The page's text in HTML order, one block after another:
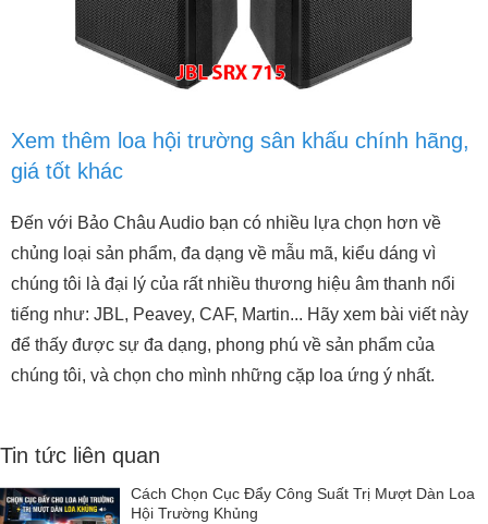
Xem thêm loa hội trường sân khấu chính hãng,
giá tốt khác
Đến với Bảo Châu Audio bạn có nhiều lựa chọn hơn về
chủng loại sản phẩm, đa dạng về mẫu mã, kiểu dáng vì
chúng tôi là đại lý của rất nhiều thương hiệu âm thanh nổi
tiếng như: JBL, Peavey, CAF, Martin... Hãy xem bài viết này
để thấy được sự đa dạng, phong phú về sản phẩm của
chúng tôi, và chọn cho mình những cặp loa ứng ý nhất.
Tin tức liên quan
Cách Chọn Cục Đẩy Công Suất Trị Mượt Dàn Loa
Hội Trường Khủng